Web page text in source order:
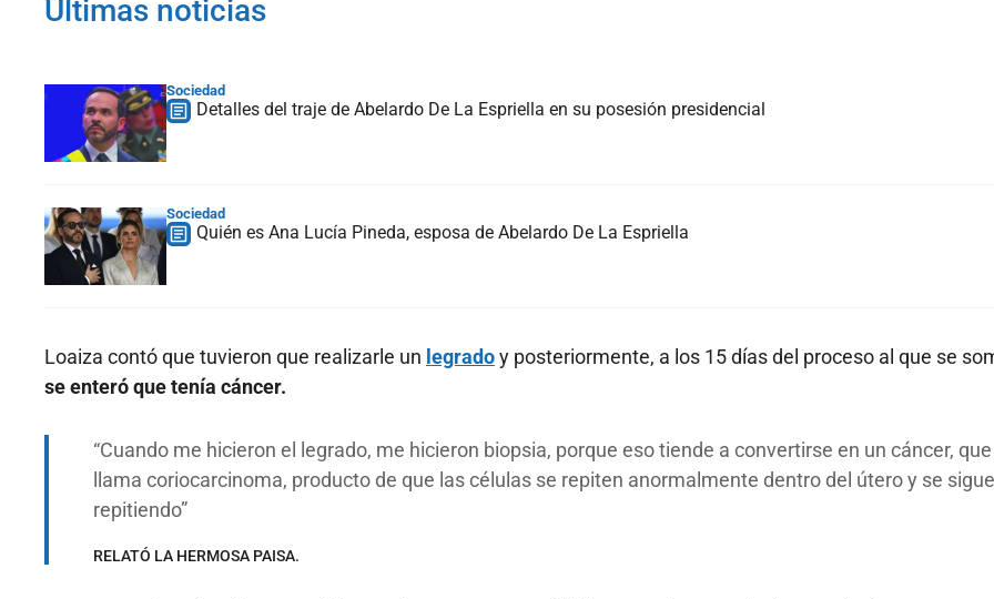
Últimas noticias
Sociedad
Detalles del traje de Abelardo De La Espriella en su posesión presidencial
Sociedad
Quién es Ana Lucía Pineda, esposa de Abelardo De La Espriella
Loaiza contó que tuvieron que realizarle un legradoy posteriormente, a los 15 días del proceso al que se
se enteró que tenía cáncer.
Cuando me hicieron el legrado, me hicieron biopsia, porque eso tiende a convertirse en un cáncer,
llama coriocarcinoma, producto de que las células se repiten anormalmente dentro del útero y se
repitiendo
RELATÓ LA HERMOSA PAISA.